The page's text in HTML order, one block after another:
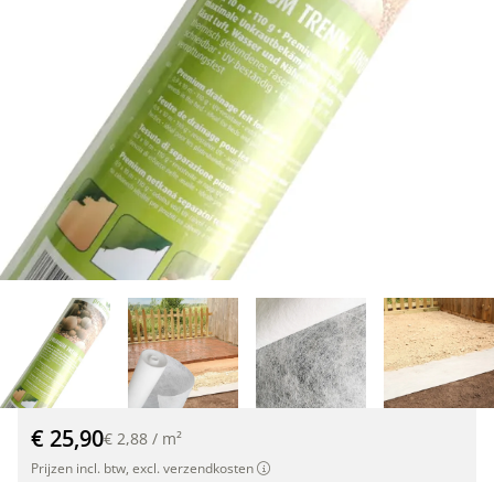
PREMIUM scheidings- en filtervlies, 110 g/m², rol van 0,9 m x
€ 25,90€ 2,88 / m²
Prijzen incl. btw, excl. verzendkosten